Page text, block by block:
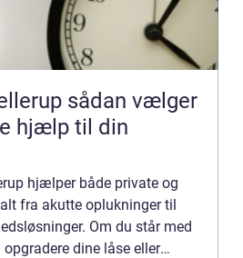
vælger
hjælp til din
hjælper både private og
fra akutte oplukninger til
Om du står med
dine låse eller